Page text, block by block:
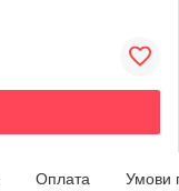
Оплата Умови